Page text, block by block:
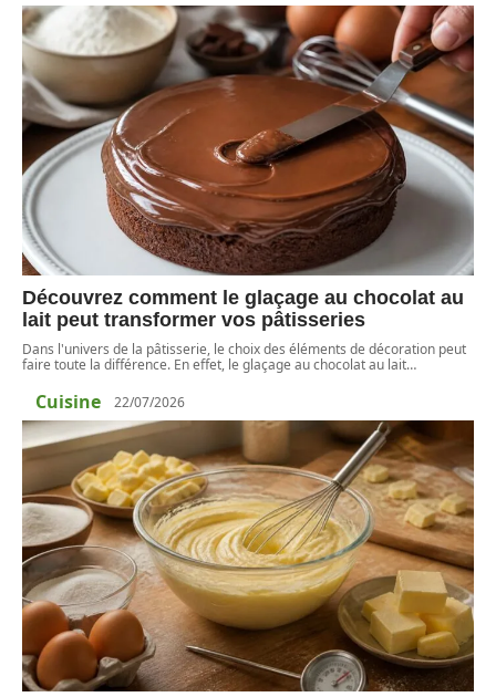
Découvrez comment le glaçage au chocolat au
lait peut transformer vos pâtisseries
Dans l'univers de la pâtisserie, le choix des éléments de décoration peut
faire toute la différence. En effet, le glaçage au chocolat au lait…
Cuisine 22/07/2026